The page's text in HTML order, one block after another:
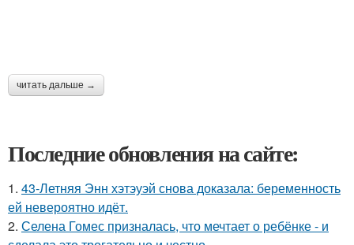
читать дальше →
Последние обновления на сайте:
1. 43-Летняя Энн хэтэуэй снова доказала: беременность
ей невероятно идёт.
2. Селена Гомес призналась, что мечтает о ребёнке - и